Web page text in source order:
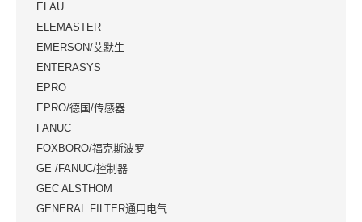
ELAU
ELEMASTER
EMERSON/艾默生
ENTERASYS
EPRO
EPRO/德国/传感器
FANUC
FOXBORO/福克斯波罗
GE /FANUC/控制器
GEC ALSTHOM
GENERAL FILTER通用电气